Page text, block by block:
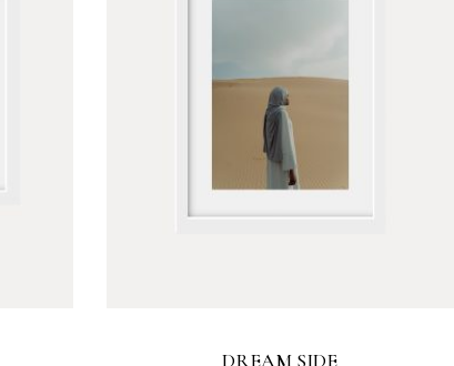
DREAM SIDE